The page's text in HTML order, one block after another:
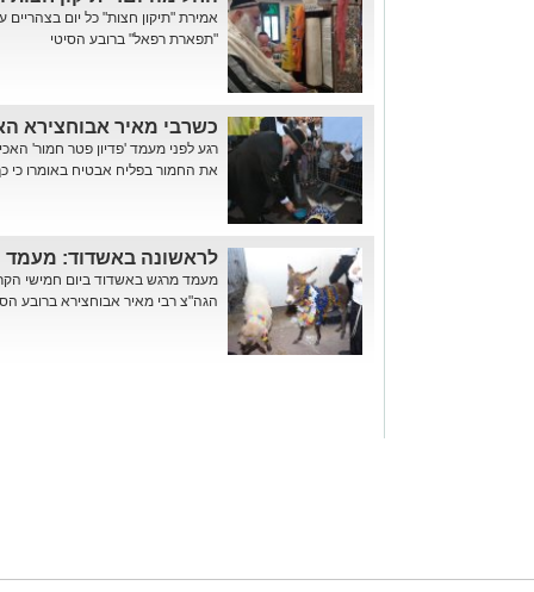
אמירת "תיקון חצות" כל יום
"תפארת רפאל" ברובע הסיטי
כשרבי מאיר אבוחצירא
רגע לפני מעמד 'פדיון פטר חמור'
את החמור בפליח אבטיח באומרו כי
לראשונה באשדוד: מעמד
מעמד מרגש באשדוד ביום חמישי
הגה"צ רבי מאיר אבוחצירא ברובע